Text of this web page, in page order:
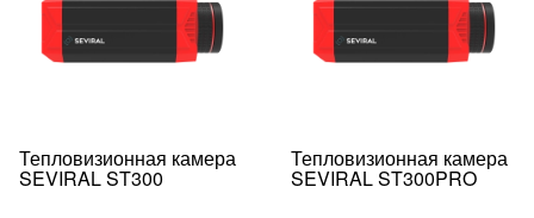
Тепловизионная камера
SEVIRAL ST300
Тепловизионная камера
SEVIRAL ST300PRO